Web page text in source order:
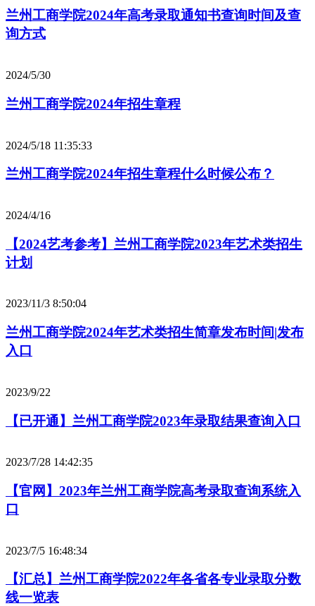
兰州工商学院2024年高考录取通知书查询时间及查
询方式
2024/5/30
兰州工商学院2024年招生章程
2024/5/18 11:35:33
兰州工商学院2024年招生章程什么时候公布？
2024/4/16
【2024艺考参考】兰州工商学院2023年艺术类招生
计划
2023/11/3 8:50:04
兰州工商学院2024年艺术类招生简章发布时间|发布
入口
2023/9/22
【已开通】兰州工商学院2023年录取结果查询入口
2023/7/28 14:42:35
【官网】2023年兰州工商学院高考录取查询系统入
口
2023/7/5 16:48:34
【汇总】兰州工商学院2022年各省各专业录取分数
线一览表